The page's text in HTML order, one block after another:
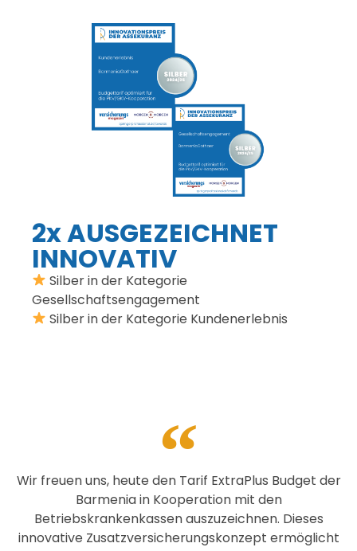
2x AUSGEZEICHNET
INNOVATIV
Silber in der Kategorie
Gesellschaftsengagement
Silber in der Kategorie Kundenerlebnis
Wir freuen uns, heute den Tarif ExtraPlus Budget der
Barmenia in Kooperation mit den
Betriebskrankenkassen auszuzeichnen. Dieses
innovative Zusatzversicherungskonzept ermöglicht